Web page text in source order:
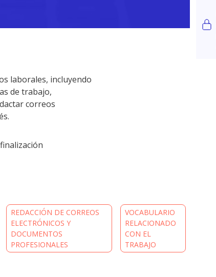
laborales, incluyendo
de trabajo,
correos
REDACCIÓN DE CORREOS
ELECTRÓNICOS Y
DOCUMENTOS
PROFESIONALES
VOCABULARIO
RELACIONADO
CON EL
TRABAJO